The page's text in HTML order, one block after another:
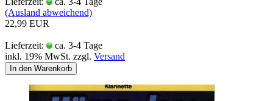
(Ausland abweichend)
22,99 EUR
Lieferzeit:
ca. 3-4 Tage
inkl. 19% MwSt. zzgl. Versand
In den Warenkorb